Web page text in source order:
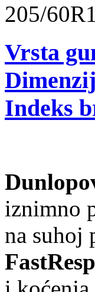
205/
Vrsta
Indeks
iznimno
na suhoj